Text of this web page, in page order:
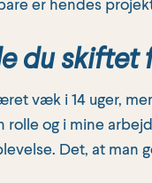
du
væk i 14 uger,
og i mine
Det, at man